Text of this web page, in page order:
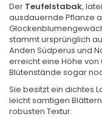
Der Teufelstabak,
ausdauernde Pflanze
stammt ursprünglich
Anden Südperus und
erreicht eine Höhe von
Blütenstände sogar
Sie besitzt ein dichtes
leicht samtigen
robusten Textur.